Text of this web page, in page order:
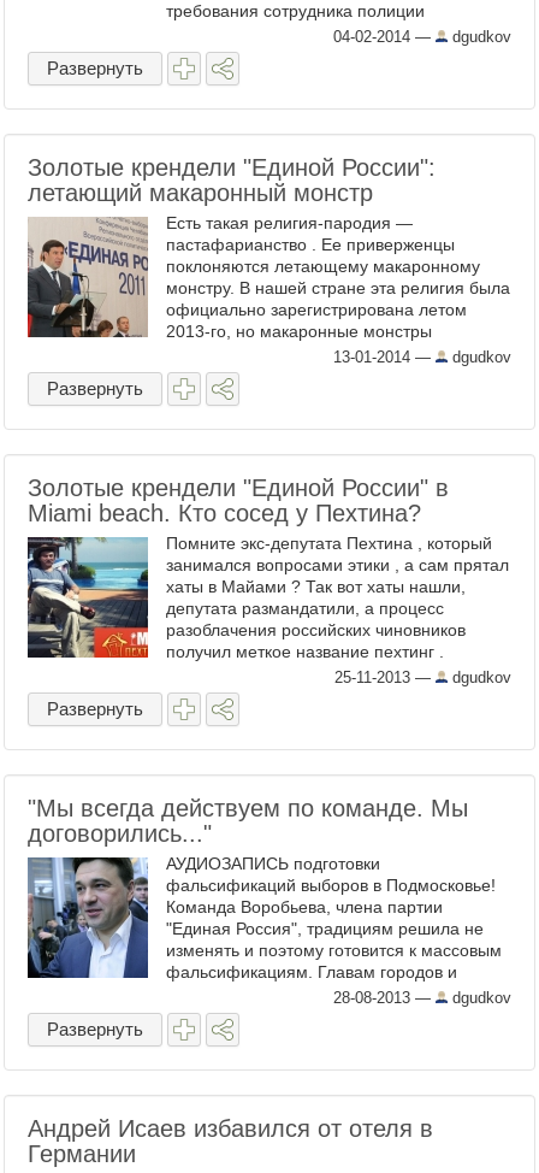
требования сотрудника полиции
остановиться, но и буквально наехал на
сотрудника правоохранительных органов.
Так кто же этот ...
04-02-2014 — dgudkov
Развернуть
Золотые крендели "Единой России":
летающий макаронный монстр
Есть такая религия-пародия —
пастафарианство . Ее приверженцы
поклоняются летающему макаронному
монстру. В нашей стране эта религия была
официально зарегистрирована летом
2013-го, но макаронные монстры
появились намного раньше. В России.
Единой. Решил написать пост сразу, как
только ...
13-01-2014 — dgudkov
Развернуть
Золотые крендели "Единой России" в
Miami beach. Кто сосед у Пехтина?
Помните экс-депутата Пехтина , который
занимался вопросами этики , а сам прятал
хаты в Майами ? Так вот хаты нашли,
депутата размандатили, а процесс
разоблачения российских чиновников
получил меткое название пехтинг .
Предлагаю отпехтинговать еще одного
крупного чиновника, который ...
25-11-2013 — dgudkov
Развернуть
"Мы всегда действуем по команде. Мы
договорились..."
АУДИОЗАПИСЬ подготовки
фальсификаций выборов в Подмосковье!
Команда Воробьева, члена партии
"Единая Россия", традициям решила не
изменять и поэтому готовится к массовым
фальсификациям. Главам городов и
районов задача поставлена такая:
Воробьев должен победить в первом туре,
а ...
28-08-2013 — dgudkov
Развернуть
Андрей Исаев избавился от отеля в
Германии